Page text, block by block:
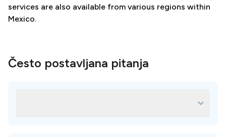
services are also available from various regions within
Mexico.
Često postavljana pitanja